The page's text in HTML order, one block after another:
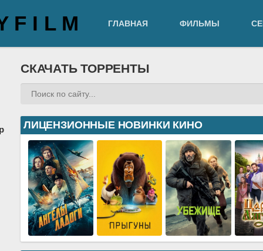
F I L M ГЛАВНАЯ ФИЛЬМЫ
СКАЧАТЬ ТОРРЕНТЫ
ЛИЦЕНЗИОННЫЕ НОВИНКИ КИНО